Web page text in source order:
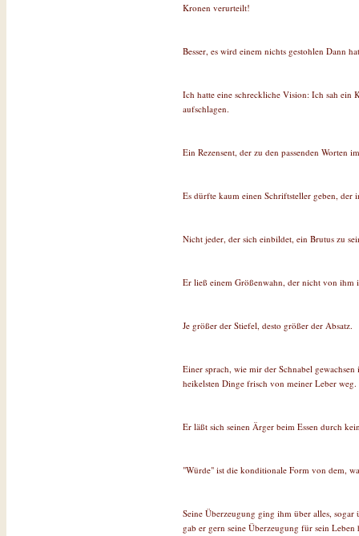
Kronen verurteilt!
Besser, es wird einem nichts gestohlen Dann
Ich hatte eine schreckliche Vision: Ich sah
aufschlagen.
Ein Rezensent, der zu den passenden Worten
Es dürfte kaum einen Schriftsteller geben,
Nicht jeder, der sich einbildet, ein Brutus zu
Er ließ einem Größenwahn, der nicht von ihm
Je größer der Stiefel, desto größer der Absatz.
Einer sprach, wie mir der Schnabel
heikelsten Dinge frisch von meiner Leber weg.
Er läßt sich seinen Ärger beim Essen durch
"Würde" ist die konditionale Form von dem,
Seine Überzeugung ging ihm über alles,
gab er gern seine Überzeugung für sein Leben